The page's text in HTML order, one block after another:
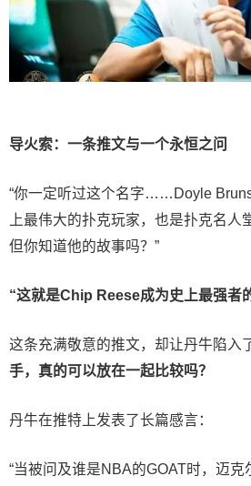
导火索：一条推文与一个永恒之问
“你一定听过这个名字……Doyle
上最伟大的扑克玩家，也是扑克名
但你知道他的故事吗？”
“这就是Chip Reese成为史上最强者
这条充满敬意的推文，却让丹牛陷入
手，真的可以放在一起比较吗？
丹牛在推特上发表了长篇感言：
“当被问及谁是NBA的GOAT时，迈克